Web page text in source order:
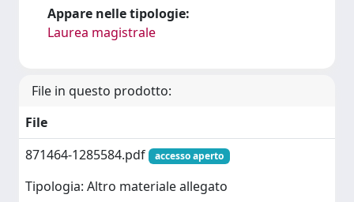
Appare nelle tipologie:
Laurea magistrale
File in questo prodotto:
File
871464-1285584.pdf
accesso aperto
Tipologia: Altro materiale allegato